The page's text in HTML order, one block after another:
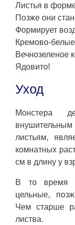
Листья в
Позже они
Формирует
Кремово-
Вечнозеленое
Ядовито!
Уход
Монстера
листьям,
комнатных
см в длину у
В то время
цельные,
Чем старше
листва.